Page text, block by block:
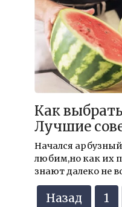
Как
Лучшие
Начался
любим,но как их
знают далеко не
НавигацияНазад 1